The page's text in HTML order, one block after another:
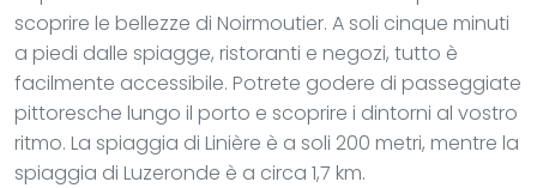
scoprire le bellezze di Noirmoutier. A soli cinque minuti
a piedi dalle spiagge, ristoranti e negozi, tutto è
facilmente accessibile. Potrete godere di passeggiate
pittoresche lungo il porto e scoprire i dintorni al vostro
ritmo. La spiaggia di Linière è a soli 200 metri, mentre la
spiaggia di Luzeronde è a circa 1,7 km.